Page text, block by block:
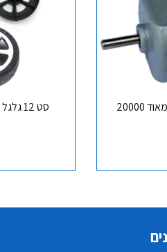
מנוע DC קטן 130 חזק מאוד 20000
סט 12 גלגל כפול בקוטר 30 מ"מ